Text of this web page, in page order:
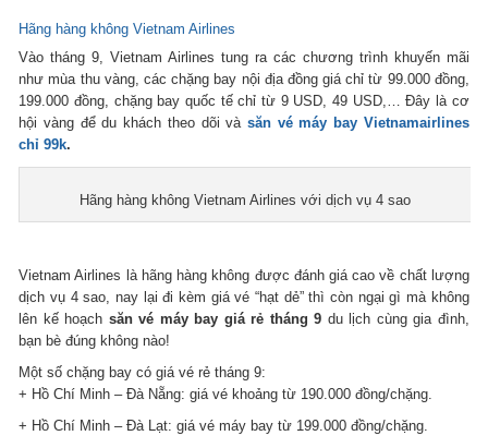
Hãng hàng không Vietnam Airlines
Vào tháng 9, Vietnam Airlines tung ra các chương trình khuyến mãi
như mùa thu vàng, các chặng bay nội địa đồng giá chỉ từ 99.000 đồng,
199.000 đồng, chặng bay quốc tế chỉ từ 9 USD, 49 USD,… Đây là cơ
hội vàng để du khách theo dõi và săn vé máy bay Vietnamairlines
chỉ 99k.
Hãng hàng không Vietnam Airlines với dịch vụ 4 sao
Vietnam Airlines là hãng hàng không được đánh giá cao về chất lượng
dịch vụ 4 sao, nay lại đi kèm giá vé “hạt dẻ” thì còn ngại gì mà không
lên kế hoạch săn vé máy bay giá rẻ tháng 9 du lịch cùng gia đình,
bạn bè đúng không nào!
Một số chặng bay có giá vé rẻ tháng 9:
+ Hồ Chí Minh – Đà Nẵng: giá vé khoảng từ 190.000 đồng/chặng.
+ Hồ Chí Minh – Đà Lạt: giá vé máy bay từ 199.000 đồng/chặng.